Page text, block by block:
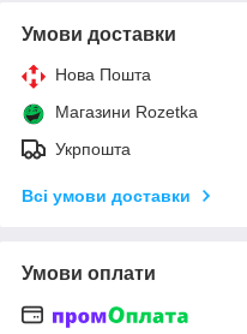
Умови доставки
Нова Пошта
Магазини Rozetka
Укрпошта
Всі умови доставки
Умови оплати